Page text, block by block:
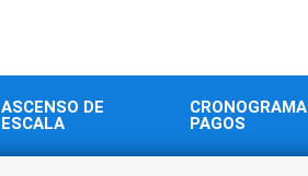
ASCENSO DE
ESCALA
CRONOGRAMA
PAGOS